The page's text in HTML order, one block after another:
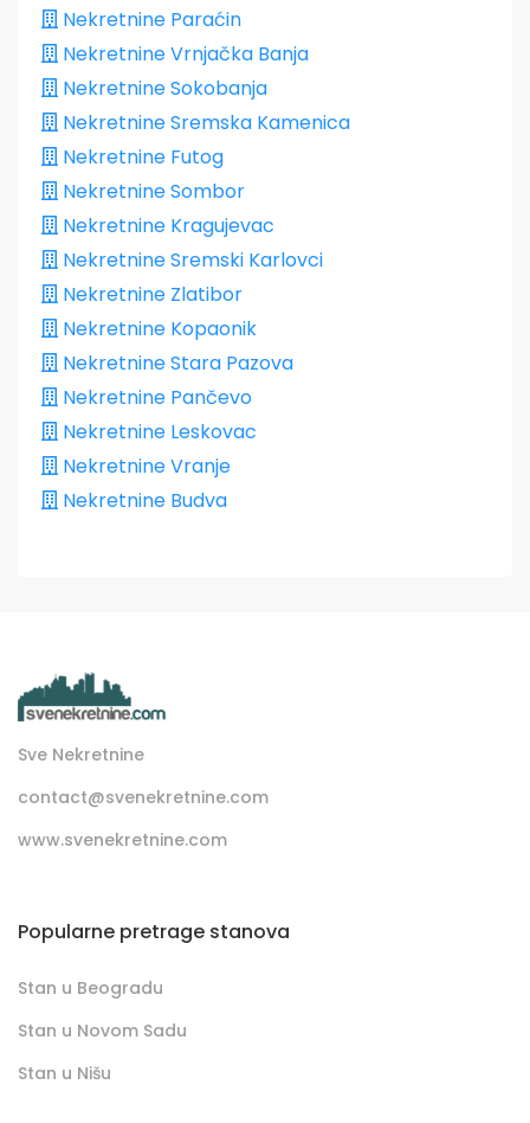
Nekretnine Paraćin
Nekretnine Vrnjačka Banja
Nekretnine Sokobanja
Nekretnine Sremska Kamenica
Nekretnine Futog
Nekretnine Sombor
Nekretnine Kragujevac
Nekretnine Sremski Karlovci
Nekretnine Zlatibor
Nekretnine Kopaonik
Nekretnine Stara Pazova
Nekretnine Pančevo
Nekretnine Leskovac
Nekretnine Vranje
Nekretnine Budva
Sve Nekretnine
contact@svenekretnine.com
www.svenekretnine.com
Popularne pretrage stanova
Stan u Beogradu
Stan u Novom Sadu
Stan u Nišu